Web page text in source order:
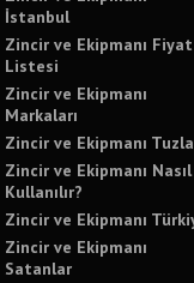
İstanbul
Zincir ve Ekipmanı Fiyat
Listesi
Zincir ve Ekipmanı
Markaları
Zincir ve Ekipmanı Tuzla
Zincir ve Ekipmanı Nasıl
Kullanılır?
Zincir ve Ekipmanı
Zincir ve Ekipmanı
Satanlar